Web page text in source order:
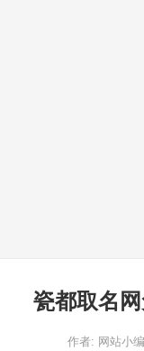
瓷都取名
作者: 网站小编